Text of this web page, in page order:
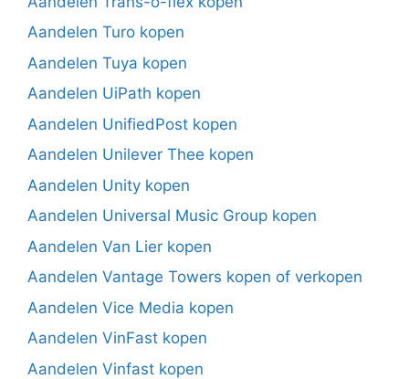
Aandelen Turo kopen
Aandelen Tuya kopen
Aandelen UiPath kopen
Aandelen UnifiedPost kopen
Aandelen Unilever Thee kopen
Aandelen Unity kopen
Aandelen Universal Music Group kopen
Aandelen Van Lier kopen
Aandelen Vantage Towers kopen of verkopen
Aandelen Vice Media kopen
Aandelen VinFast kopen
Aandelen Vinfast kopen